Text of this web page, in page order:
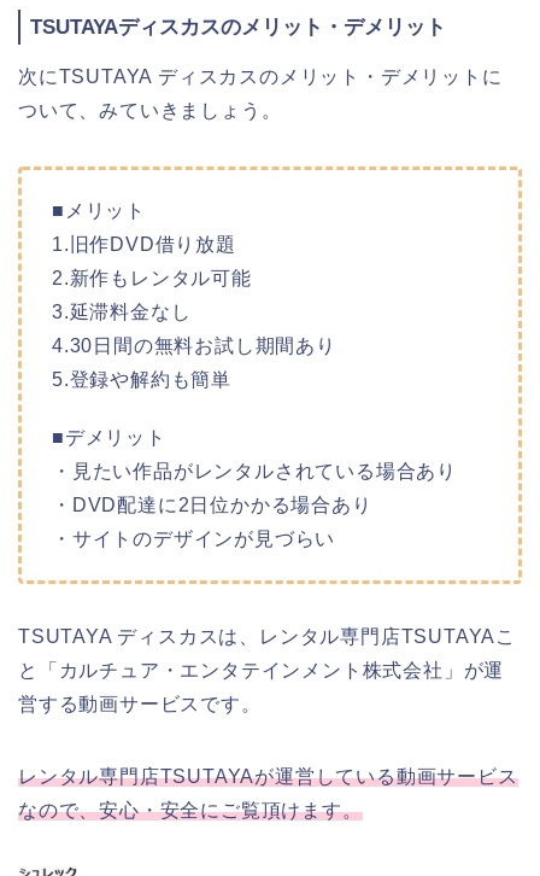
TSUTAYAディスカスのメリット・デメリット
次にTSUTAYA ディスカスのメリット・デメリットに
ついて、みていきましょう。
■メリット
1.旧作DVD借り放題
2.新作もレンタル可能
3.延滞料金なし
4.30日間の無料お試し期間あり
5.登録や解約も簡単
■デメリット
・見たい作品がレンタルされている場合あり
・DVD配達に2日位かかる場合あり
・サイトのデザインが見づらい
TSUTAYA ディスカスは、レンタル専門店TSUTAYAこ
と「カルチュア・エンタテインメント株式会社」が運
営する動画サービスです。
レンタル専門店TSUTAYAが運営している動画サービス
なので、安心・安全にご覧頂けます。